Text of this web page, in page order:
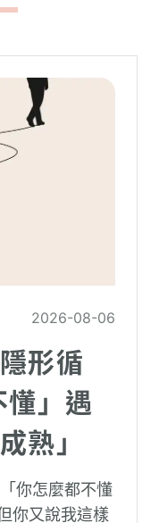
2026-08-06
形循
」遇
熟」
你怎麼都不懂
你又說我這樣